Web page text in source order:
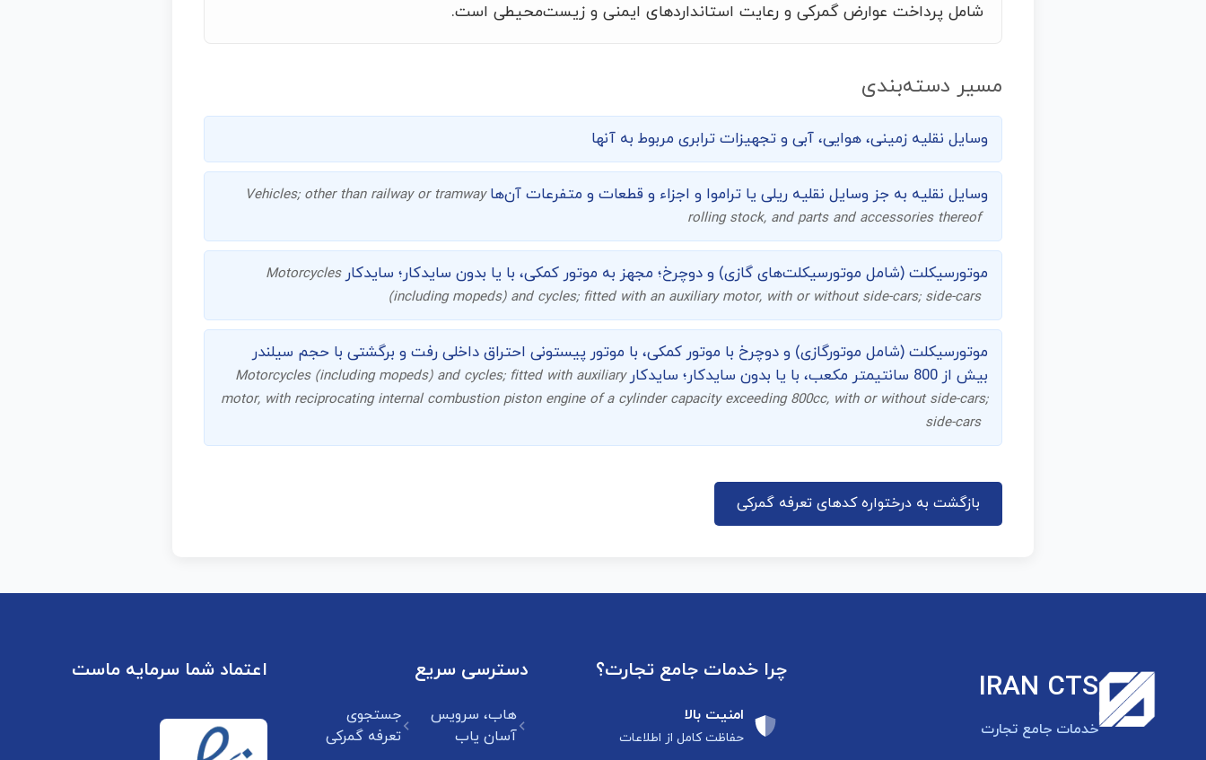
شامل پرداخت عوارض گمرکی و رعایت استانداردهای ایمنی و زیست‌محیطی است.
مسیر دسته‌بندی
وسایل نقلیه زمینی، هوایی، آبی و تجهیزات ترابری مربوط به آنها
وسایل نقلیه به جز وسایل نقلیه ریلی یا تراموا و اجزاء و قطعات و متفرعات آن‌هاVehicles; other than railway or tramway
rolling stock, and parts and accessories thereof
موتورسیکلت (شامل موتورسیکلت‌های گازی) و دوچرخ؛ مجهز به موتور کمکی، با یا بدون سایدکار؛ سایدکارMotorcycles
(including mopeds) and cycles; fitted with an auxiliary motor, with or without side-cars; side-cars
موتورسیکلت (شامل موتورگازی) و دوچرخ با موتور کمکی، با موتور پیستونی احتراق داخلی رفت و برگشتی با حجم سیلندر
بیش از 800 سانتیمتر مکعب، با یا بدون سایدکار؛ سایدکار
Motorcycles (including mopeds) and cycles; fitted with auxiliary
motor, with reciprocating internal combustion piston engine of a cylinder capacity exceeding 800cc, with or without side-cars;
side-cars
بازگشت به درختواره کدهای تعرفه گمرکی
IRAN CTS
خدمات جامع تجارت
چرا خدمات جامع تجارت؟
امنیت بالا
حفاظت کامل از اطلاعات
دسترسی سریع
هاب، سرویس
آسان یاب
جستجوی
تعرفه گمرکی
اعتماد شما سرمایه ماست